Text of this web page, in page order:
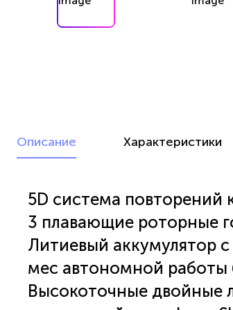
Описание Характеристики
5D система повторений
3 плавающие роторные
Литиевый аккумулятор
мес автономной работы
Высокоточные двойные